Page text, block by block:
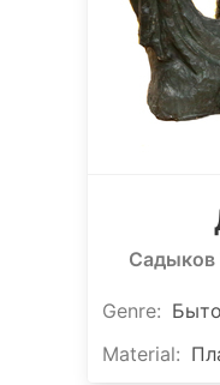
Садыков
Genre:
Material: